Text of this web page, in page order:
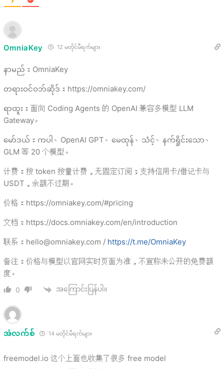
OmniaKey 12 မတိုင်မီရက်များ
နာမည်： OmniaKey
တရားဝင်ဝဘ်ဆိုဒ်：https://omniakey.com/
ရာထူး： 面向 Coding Agents 的 OpenAI 兼容多模型 LLM
Gateway。
မော်ဒယ်：ကပါ、 OpenAI GPT 、မေထုန်、သံင့်、နက်ရှိုင်းသော、
GLM 等 20 个模型 。
计费 ： 按 token 按量计费 ， 无固定订阅 ； 支持信用卡/借记卡与
USDT ， 余额不过期 。
价格 ：https://omniakey.com/#pricing
文档 ：https://docs.omniakey.com/en/introduction
联系 ： hello@omniakey.com / https://t.me/OmniaKey
备注 ： 价格与模型以官网实时页面为准 ， 不宣称未公开的免费额
度。
0 အကြောင်းပြန်ပါ။
အဲလက်စ် 14 မတိုင်မီရက်များ
freemodel.io 这个上面也收集了很多 free model